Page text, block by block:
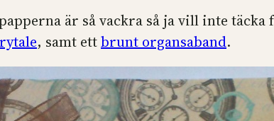
är så vackra så ja vill inte
, samt ettbrunt organsaband.